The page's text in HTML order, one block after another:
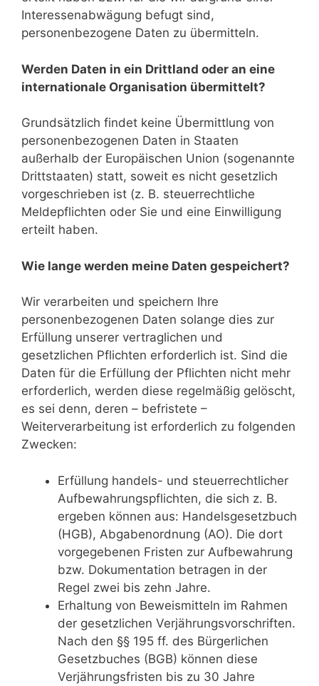
Interessenabwägung befugt sind,
personenbezogene Daten zu übermitteln.
Werden Daten in ein Drittland oder an eine
internationale Organisation übermittelt?
Grundsätzlich findet keine Übermittlung von
personenbezogenen Daten in Staaten
außerhalb der Europäischen Union (sogenannte
Drittstaaten) statt, soweit es nicht gesetzlich
vorgeschrieben ist (z. B. steuerrechtliche
Meldepflichten oder Sie und eine Einwilligung
erteilt haben.
Wie lange werden meine Daten gespeichert?
Wir verarbeiten und speichern Ihre
personenbezogenen Daten solange dies zur
Erfüllung unserer vertraglichen und
gesetzlichen Pflichten erforderlich ist. Sind die
Daten für die Erfüllung der Pflichten nicht mehr
erforderlich, werden diese regelmäßig gelöscht,
es sei denn, deren – befristete –
Weiterverarbeitung ist erforderlich zu folgenden
Zwecken:
Erfüllung handels- und steuerrechtlicher
Aufbewahrungspflichten, die sich z. B.
ergeben können aus: Handelsgesetzbuch
(HGB), Abgabenordnung (AO). Die dort
vorgegebenen Fristen zur Aufbewahrung
bzw. Dokumentation betragen in der
Regel zwei bis zehn Jahre.
Erhaltung von Beweismitteln im Rahmen
der gesetzlichen Verjährungsvorschriften.
Nach den §§ 195 ff. des Bürgerlichen
Gesetzbuches (BGB) können diese
Verjährungsfristen bis zu 30 Jahre